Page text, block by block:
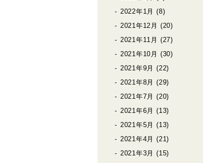
2022年1月 (8)
2021年12月 (20)
2021年11月 (27)
2021年10月 (30)
2021年9月 (22)
2021年8月 (29)
2021年7月 (20)
2021年6月 (13)
2021年5月 (13)
2021年4月 (21)
2021年3月 (15)